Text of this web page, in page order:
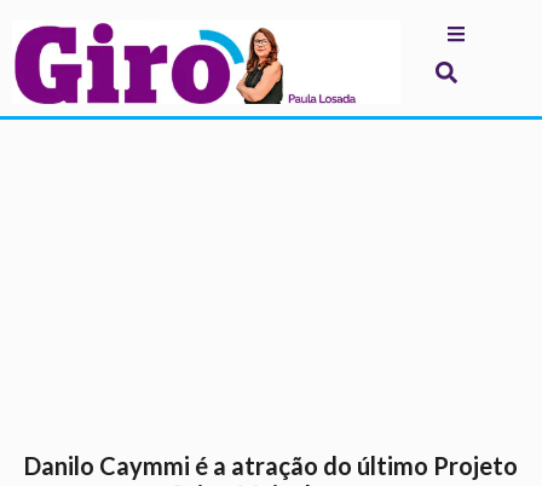
Danilo Caymmi é a atração do último Projeto